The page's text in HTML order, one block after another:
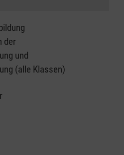
der
und
(alle Klassen)